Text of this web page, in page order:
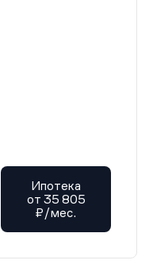
Ипотека
от 35 805
₽/мес.